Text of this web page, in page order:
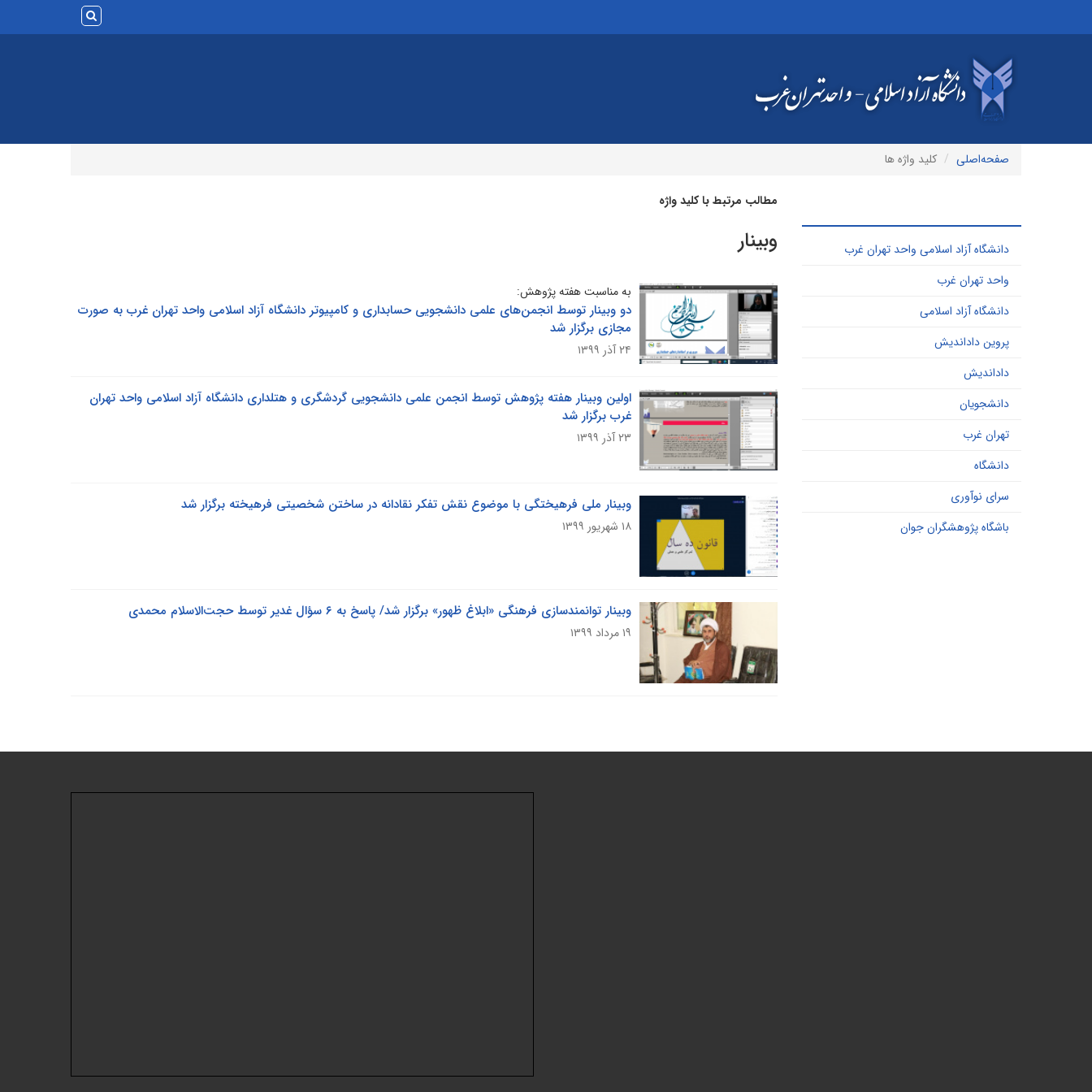
صفحه‌اصلی کلید واژه ها
مطالب مرتبط با کلید واژه
وبینار
به مناسبت هفته پژوهش:
دو وبینار توسط انجمن‌های علمی دانشجویی حسابداری و کامپیوتر دانشگاه آزاد اسلامی واحد تهران غرب به صورت
مجازی برگزار شد
۲۴ آذر ۱۳۹۹
اولین وبینار هفته پژوهش توسط انجمن علمی دانشجویی گردشگری و هتلداری دانشگاه آزاد اسلامی واحد تهران
غرب برگزار شد
۲۳ آذر ۱۳۹۹
وبینار ملی فرهیختگی با موضوع نقش تفکر نقادانه در ساختن شخصیتی فرهیخته برگزار شد
۱۸ شهریور ۱۳۹۹
وبینار توانمندسازی فرهنگی «ابلاغ ظهور» برگزار شد/ پاسخ به ۶ سؤال غدیر توسط حجت‌الاسلام محمدی
۱۹ مرداد ۱۳۹۹
دانشگاه آزاد اسلامی واحد تهران غرب
واحد تهران غرب
دانشگاه آزاد اسلامی
پروین داداندیش
داداندیش
دانشجویان
تهران غرب
دانشگاه
سرای نوآوری
باشگاه پژوهشگران جوان